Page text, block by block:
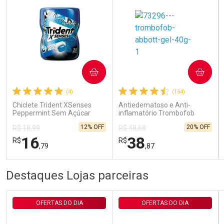
Ativar Desconto
Comprar sem Desconto
Por R$ 29,30/cada
Comprar sem Desconto
Por R$ 29,30/cada
(4)
Chiclete Trident XSenses
Peppermint Sem Açúcar
R$ 18,99
R$16,79
12% OFF
COMPRAR
FECHAR
Laboratório
FECHAR
Por Menos
(154)
Antiedematoso e Anti-
inflamatório Trombofob
R$ 48,68
R$38,87
20% OFF
COMPRAR
Por Menos
Destaques Lojas parceiras
OFERTAS DO DIA OFERTAS DO DIA